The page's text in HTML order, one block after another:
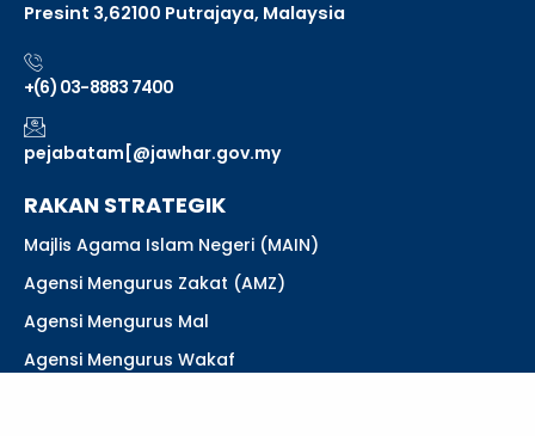
Presint 3,62100 Putrajaya, Malaysia
+(6) 03-8883 7400
pejabatam[@jawhar.gov.my
RAKAN STRATEGIK
Majlis Agama Islam Negeri (MAIN)
Agensi Mengurus Zakat (AMZ)
Agensi Mengurus Mal
Agensi Mengurus Wakaf